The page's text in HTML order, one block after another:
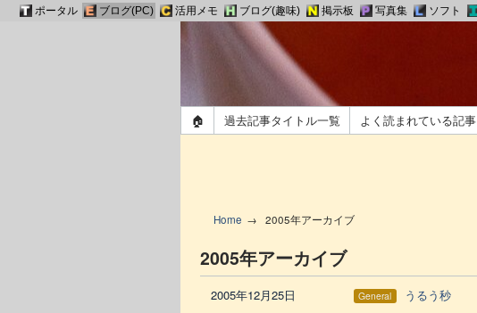
🏠 過去記事タイトル一覧 よく読まれている記事
Home 2005年アーカイブ
2005年アーカイブ
2005年12月25日 General うるう秒
ポータル ブログ(PC) 活用メモ ブログ(趣味) 掲示板 写真集 ソフト